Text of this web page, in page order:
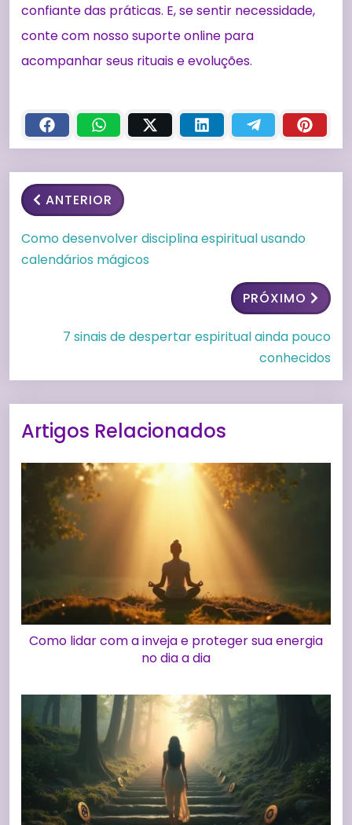
confiante das práticas. E, se sentir necessidade,
conte com nosso suporte online para
acompanhar seus rituais e evoluções.
ANTERIOR
Como desenvolver disciplina espiritual usando
calendários mágicos
PRÓXIMO
7 sinais de despertar espiritual ainda pouco
conhecidos
Artigos Relacionados
Como lidar com a inveja e proteger sua energia
no dia a dia